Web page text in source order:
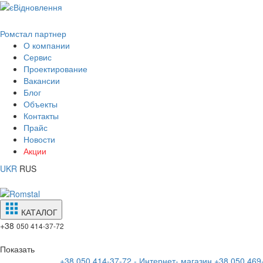
Ромстал партнер
О компании
Сервис
Проектирование
Вакансии
Блог
Объекты
Контакты
Прайс
Новости
Акции
UKR RUS
КАТАЛОГ
+38 050 414-37-72
Показать
+38 050 414-37-72 - Интернет- магазин +38 050